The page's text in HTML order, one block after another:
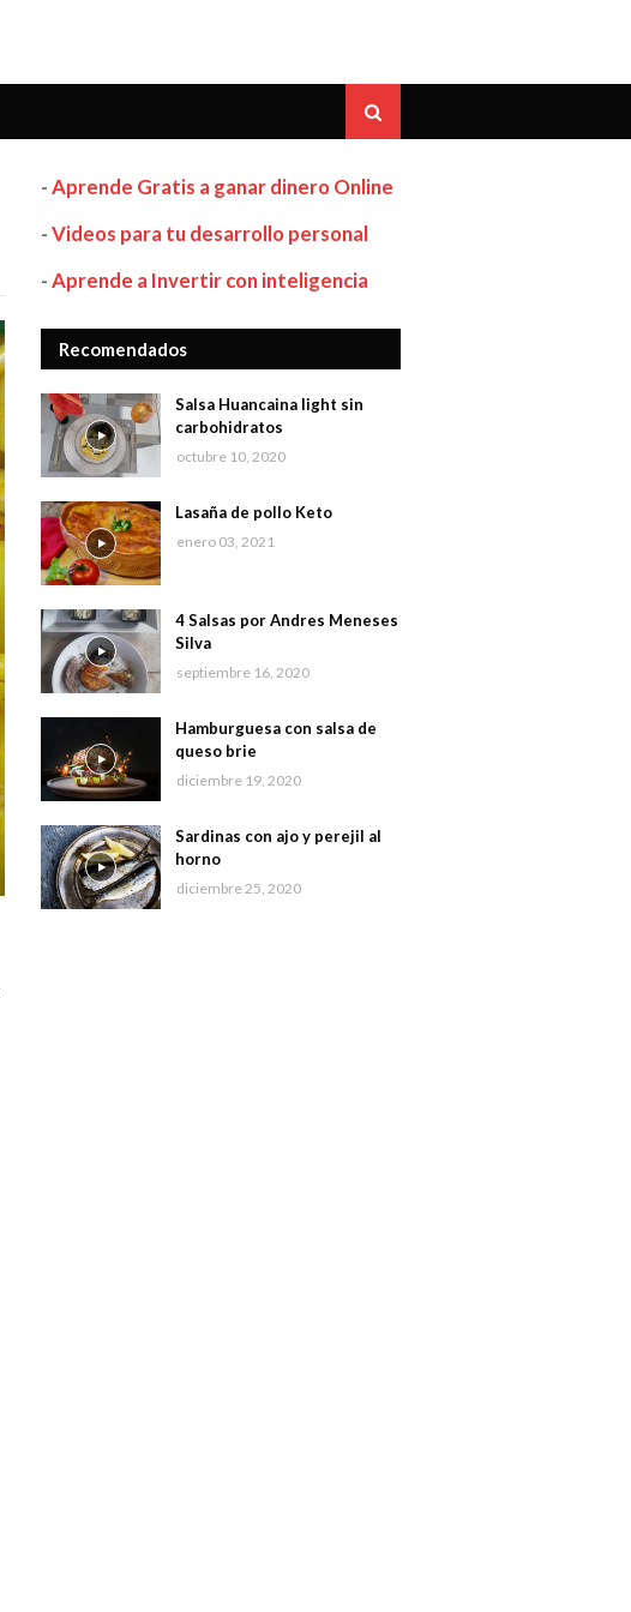
-Aprende Gratis a ganar dinero Online
-Videos para tu desarrollo personal
-Aprende a Invertir con inteligencia
Recomendados
Salsa Huancaina light sin
carbohidratos
octubre 10, 2020
Lasaña de pollo Keto
enero 03, 2021
4 Salsas por Andres Meneses
Silva
septiembre 16, 2020
Hamburguesa con salsa de
queso brie
diciembre 19, 2020
Sardinas con ajo y perejil al
horno
diciembre 25, 2020